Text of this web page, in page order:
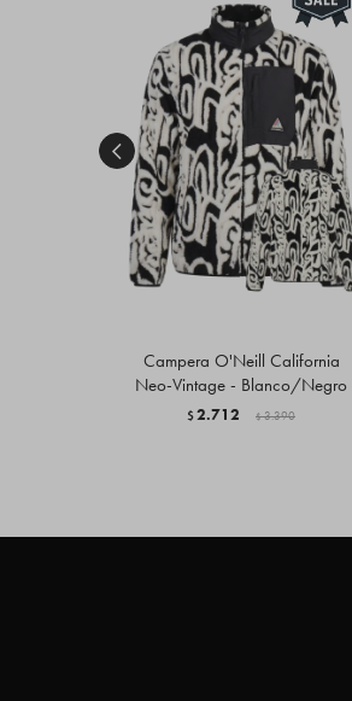
Campera O'Neill California
Neo-Vintage - Blanco/Negro
$2.712 $ 3.390
